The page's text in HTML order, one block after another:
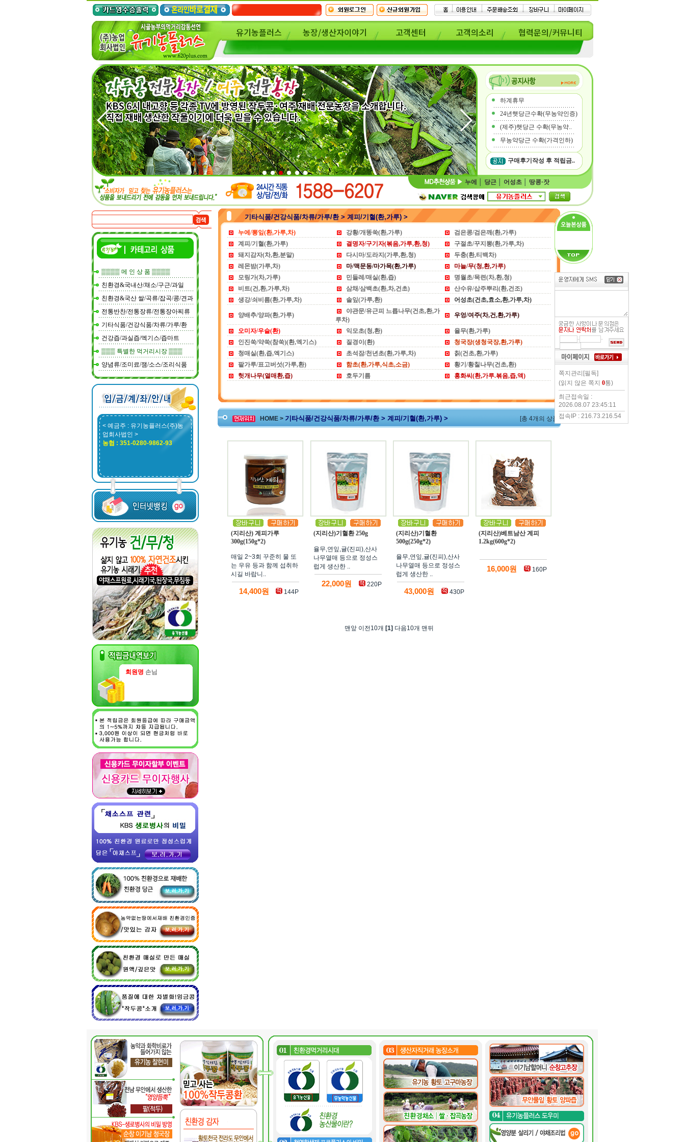
유기농플러스 농장/생산자이야기 고객센터 고객의소리 협력문의/커뮤니티
하계휴무
24년햇당근수확(무농약인증)
(제주)햇당근 수확(무농약..
무농약당근 수확(가격인하)
구매후기작성 후 적립금..
누에 당근 어성초 땅콩·잣
▒▒▒▒ 메 인 상 품 ▒▒▒▒
친환경&국내산/채소/구근/과일
친환경&국산 쌀/곡류/잡곡/콩/견과
전통반찬/전통장류/전통장아찌류
기타식품/건강식품/차류/가루/환
건강즙/과실즙/엑기스/즙마트
▒▒▒ 특별한 먹거리시장 ▒▒▒
양념류/조미료/잼/소스/조리식품
< 예금주 : 유기농플러스(주)농
업회사법인 >
농협 : 351-0280-9862-93
회원명 손님
기타식품/건강식품/차류/가루/환 > 계피/기혈(환,가루) >
누에/뽕잎(환,가루,차) 강황/개똥쑥(환,가루)
검은콩/검은깨(환,가루)
계피/기혈(환,가루)
결명자/구기자(볶음,가루,환,청)
구절초/꾸지뽕(환,가루,차)
돼지감자(차,환,분말)
다시마/도라지(가루,환,청)
두충(환,티백차)
레몬밤(가루,차)
마/맥문동/마가목(환,가루)
마늘/무(청,환,가루)
모링가(차,가루)
민들레/매실(환,즙)
명월초/목련(차,환,청)
비트(건,환,가루,차)
삼채/삼백초(환,차,건초)
산수유/삽주뿌리(환,건조)
생강/쇠비름(환,가루,차)
솔잎(가루,환) 어성초(건초,효소,환,가루,차)
양배추/양파(환,가루)
야관문/유근피 느릅나무(건초,환,가
루차)
우엉/여주(차,건,환,가루)
오미자/우슬(환) 익모초(청,환)
율무(환,가루)
인진쑥/약쑥(참쑥)(환,엑기스)
질경이(환)
청국장(생청국장,환,가루)
청매실(환,즙,엑기스)
초석잠/천년초(환,가루,차)
칡(건초,환,가루)
팥가루/표고버섯(가루,환)
함초(환,가루,식초,소금)
황기/황칠나무(건초,환)
헛개나무(열매환,즙)
호두기름 홍화씨(환,가루.볶음,즙,액)
HOME > 기타식품/건강식품/차류/가루/환 > 계피/기혈(환,가루) > [총 4개의 상품]
(지리산) 계피가루
300g(150g*2)
매일 2~3회 꾸준히 물 또
는 우유 등과 함께 섭취하
시길 바랍니..
14,400원 144P
(지리산)기혈환 250g
율무,연잎,귤(진피),산사
나무열매 등으로 정성스
럽게 생산한 ..
22,000원 220P
(지리산)기혈환
500g(250g*2)
율무,연잎,귤(진피),산사
나무열매 등으로 정성스
럽게 생산한 ..
43,000원 430P
(지리산)베트남산 계피
1.2kg(600g*2)
16,000원 160P
맨앞 이전10개 [1] 다음10개 맨뒤
- -
쪽지관리[필독]
(읽지 않은 쪽지 0통)
최근접속일 :
2026.08.07 23:45:11
접속IP : 216.73.216.54